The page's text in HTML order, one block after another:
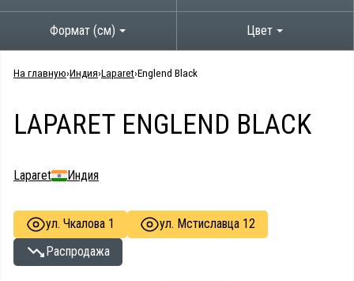
Формат (см) Цвет
На главную Индия Laparet Englend Black
LAPARET ENGLEND BLACK
Laparet Индия
ул. Чкалова 1
ул. Мстиславца 12
Распродажа